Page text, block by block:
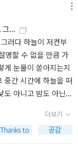
통 튀는 글 속에서 묵
생 말이다. ​삶의 어떤
으로 들을 수 없다. 뜨
모순, 이 모순 때문에
독경, 사람들은 모두
모순인 것 같다는 생
이야기를 보며 독자는
각을 정리할 것이다.
이 인생이라는 것을
들여다보며 간접경험
있어서 소설 읽는 시
의 삶을 들여다보며
』은 오랜만에 다시
동시에 비로서 두사
의 어머니는 왜 그런
나마 이해가 갑니다.
의미를 깨우치거나
기
, 이땅의 가장의 부재
에서 이야기를 쓰고
않고 적절한 순간 내
이라는 말에 의미를
게 이십 년 징역이
것이었다.- P184나
. 그것이 인간이다. 억
의외로 쉽다.- P188
그...
러다 하늘이 저켠부
명할 수 없을 만큼 가
눈물이 쏟아지는지
중간 시간에 하늘을 떠
도 아니고 밤도 아닌
싶어지거든. 거기가
? 나는 끝내 지고 마
이 생기는 법이었다.-
더보기